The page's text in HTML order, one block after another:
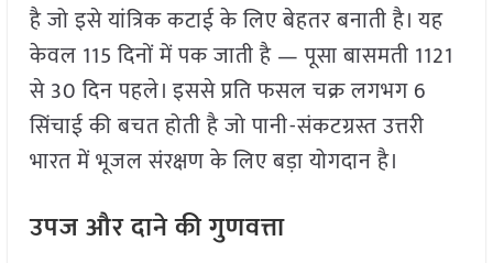
है जो इसे यांत्रिक कटाई के लिए बेहतर बनाती है। यह
केवल 115 दिनों में पक जाती है — पूसा बासमती 1121
से 30 दिन पहले। इससे प्रति फसल चक्र लगभग 6
सिंचाई की बचत होती है जो पानी-संकटग्रस्त उत्तरी
भारत में भूजल संरक्षण के लिए बड़ा योगदान है।
उपज और दाने की गुणवत्ता